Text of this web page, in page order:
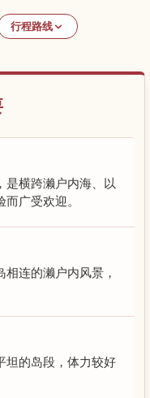
行程路线
是横跨濑户内海、以
广受欢迎。
连的濑户内风景，
坦的岛段，体力较好